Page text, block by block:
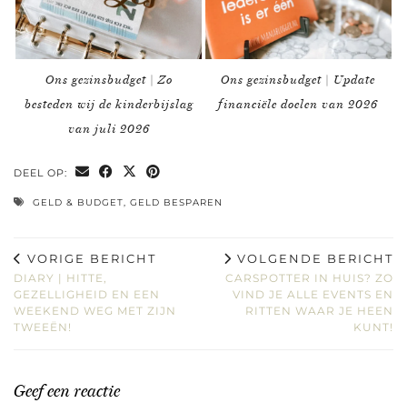
Ons gezinsbudget | Zo
besteden wij de kinderbijslag
van juli 2026
Ons gezinsbudget | Update
financiële doelen van 2026
DEEL OP:
GELD & BUDGET, GELD BESPAREN
VORIGE BERICHT
DIARY | HITTE,
GEZELLIGHEID EN EEN
WEEKEND WEG MET ZIJN
TWEEËN!
VOLGENDE BERICHT
CARSPOTTER IN HUIS? ZO
VIND JE ALLE EVENTS EN
RITTEN WAAR JE HEEN
KUNT!
Geef een reactie